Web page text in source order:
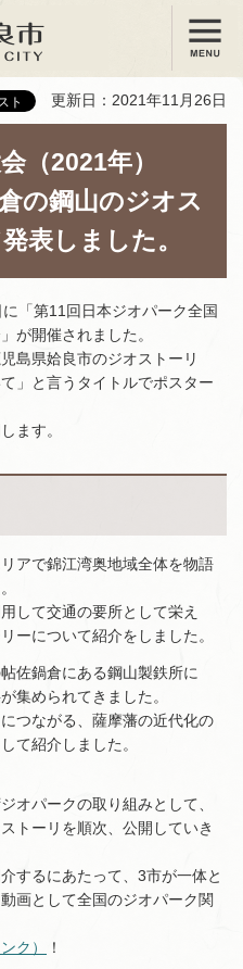
メニュー
更新日：2021年11月26日
（2021年）
の鋼山のジオス
表しました。
「第11回日本ジオパーク全国
が開催されました。
島県姶良市のジオストーリ
」と言うタイトルでポスター
ます。
アで錦江湾奥地域全体を物語
して交通の要所として栄え
ーについて紹介をしました。
佐鍋倉にある鋼山製鉄所に
集められてきました。
つながる、薩摩藩の近代化の
て紹介しました。
オパークの取り組みとして、
トーリを順次、公開していき
するにあたって、3市が一体と
画として全国のジオパーク関
ク） ！